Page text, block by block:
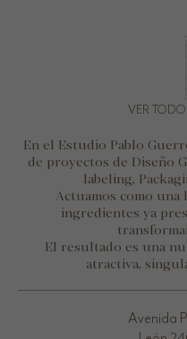
En el Estudio Pablo
de proyectos de Diseño
labeling,
Actuamos como
ingredientes ya
El resultado es una
atractiva,
VER
Avenida